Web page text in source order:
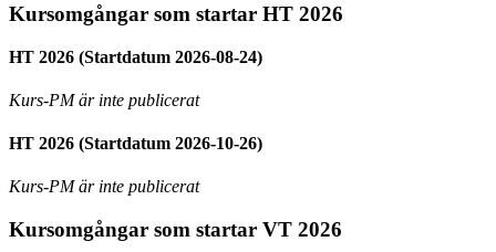
Kursomgångar som startar HT 2026
HT 2026 (Startdatum 2026-08-24)
Kurs-PM är inte publicerat
HT 2026 (Startdatum 2026-10-26)
Kurs-PM är inte publicerat
Kursomgångar som startar VT 2026